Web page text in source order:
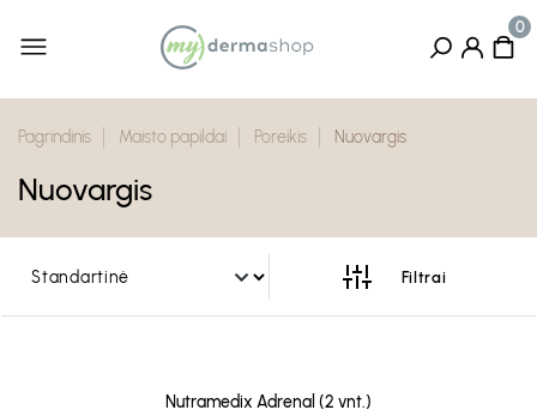
Pagrindinis Maisto papildai Poreikis Nuovargis
Nuovargis
Nutramedix Adrenal (2 vnt.)